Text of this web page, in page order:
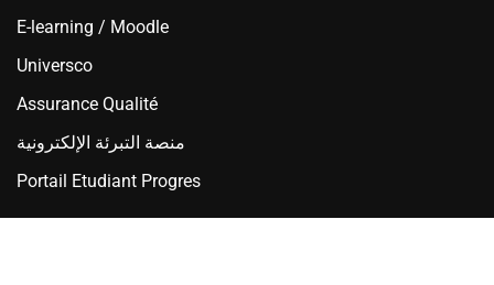
E-learning / Moodle
Universco
Assurance Qualité
منصة التبرئة الإلكترونية
Portail Etudiant Progres